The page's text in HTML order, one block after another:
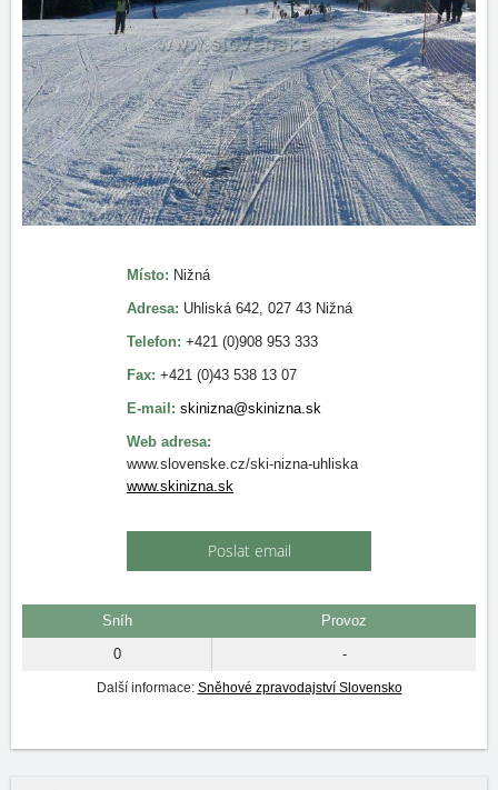
Místo: Nižná
Adresa: Uhliská 642, 027 43 Nižná
Telefon: +421 (0)908 953 333
Fax: +421 (0)43 538 13 07
E-mail: skinizna@skinizna.sk
Web adresa:
www.slovenske.cz/ski-nizna-uhliska
www.skinizna.sk
Poslat email
Sníh
Provoz
0
-
Další informace: Sněhové zpravodajství Slovensko